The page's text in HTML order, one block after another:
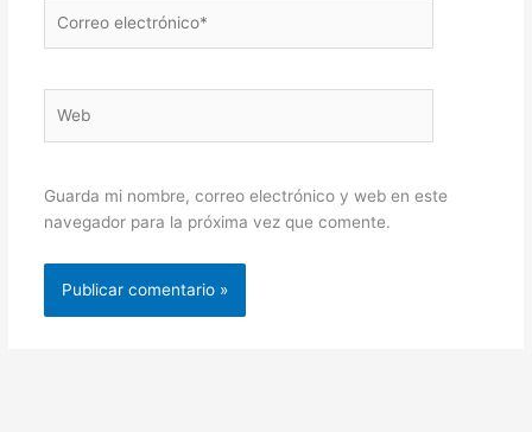
electrónico*
Guarda mi nombre, correo electrónico y web en este
navegador para la próxima vez que comente.